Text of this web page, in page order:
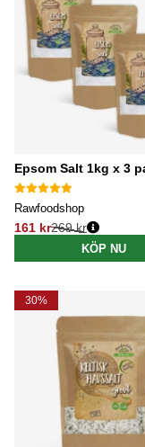
Epsom Salt 1kg x 3
Rawfoodshop
161 kr
Ordinarie pris:
269 kr
KÖP NU
30%